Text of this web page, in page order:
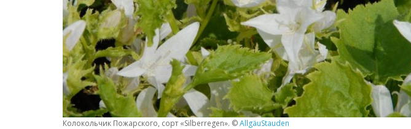
Колокольчик Пожарского, сорт «Silberregen». ©AllgäuStauden